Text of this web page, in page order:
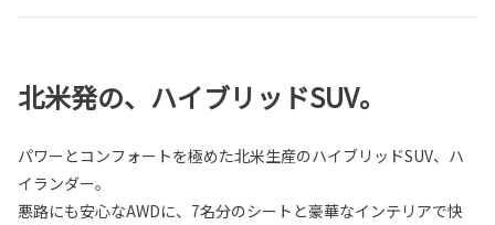
北米発の、ハイブリッドSUV。
パワーとコンフォートを極めた北米生産のハイブリッドSUV、ハ
イランダー。
悪路にも安心なAWDに、7名分のシートと豪華なインテリアで快